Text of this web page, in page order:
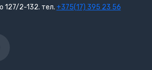
127/2-132. тел. +375(17) 395 23 56